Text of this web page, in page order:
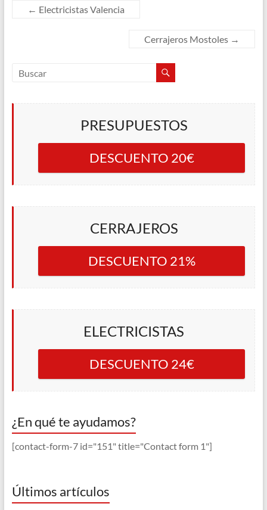
← Electricistas Valencia
Cerrajeros Mostoles →
PRESUPUESTOS
DESCUENTO 20€
CERRAJEROS
DESCUENTO 21%
ELECTRICISTAS
DESCUENTO 24€
¿En qué te ayudamos?
[contact-form-7 id="151" title="Contact form 1"]
Últimos artículos